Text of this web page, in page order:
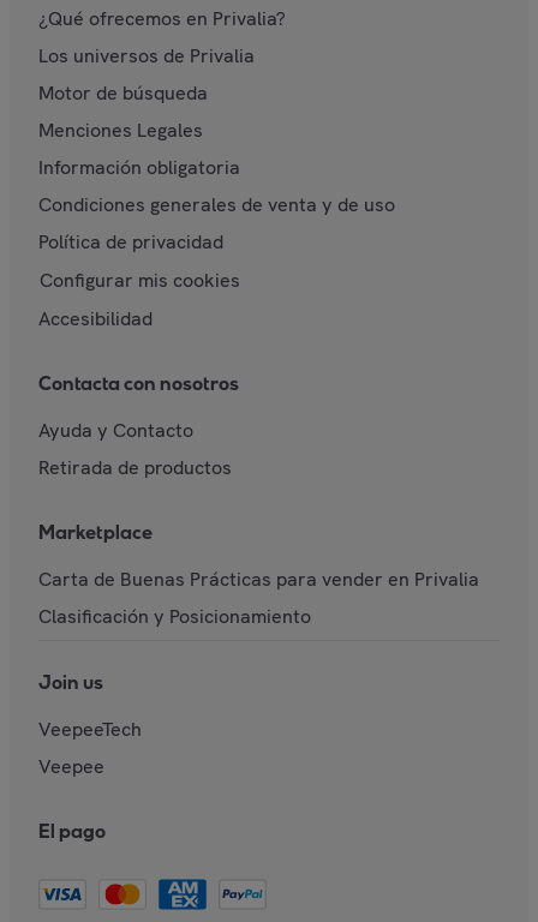
¿Qué ofrecemos en Privalia?
Los universos de Privalia
Motor de búsqueda
Menciones Legales
Información obligatoria
Condiciones generales de venta y de uso
Política de privacidad
Configurar mis cookies
Accesibilidad
Contacta con nosotros
Ayuda y Contacto
Retirada de productos
Marketplace
Carta de Buenas Prácticas para vender en Privalia
Clasificación y Posicionamiento
Join us
VeepeeTech
Veepee
El pago